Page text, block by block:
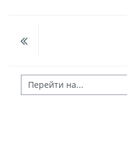
Перейти на...